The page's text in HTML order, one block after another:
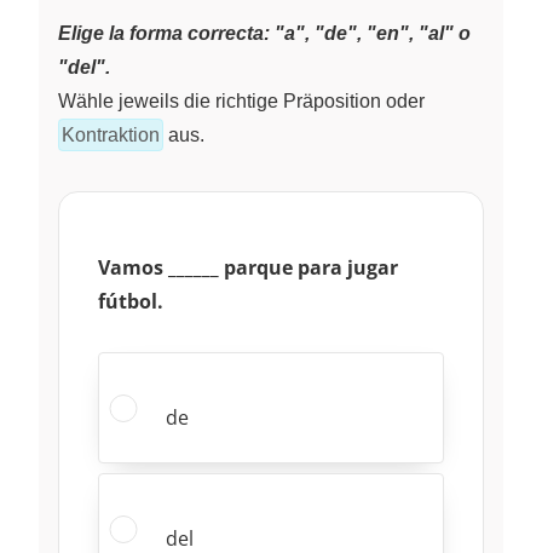
Elige la forma correcta: "a", "de", "en", "al" o
"del".
Wähle jeweils die richtige Präposition oder
Kontraktion aus.
Vamos ______ parque para jugar
fútbol.
de
del